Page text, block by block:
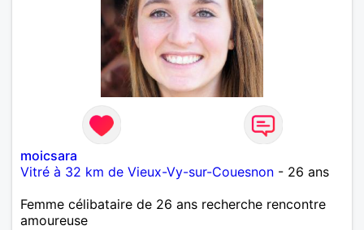
moicsara
Vitré à 32 km de Vieux-Vy-sur-Couesnon - 26 ans
Femme célibataire de 26 ans recherche rencontre
amoureuse